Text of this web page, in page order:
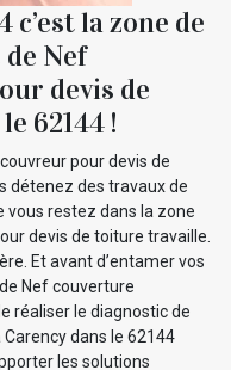
c’est la zone de
Nef
devis de
62144 !
pour devis de
détenez des travaux de
vous restez dans la zone
devis de toiture travaille.
Et avant d’entamer vos
Nef couverture
réaliser le diagnostic de
dans le 62144
les solutions